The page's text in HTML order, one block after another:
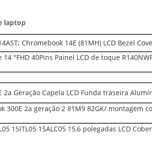
laptop
Chromebook 14E (81MH) LCD Bezel
"FHD 40Pins Painel LCD de toque
2a Geração Capela LCD Funda traseira
300E 2a geração 2 81M9 82GK/ montagem
15ITL05 15ALC05 15,6 polegadas LCD